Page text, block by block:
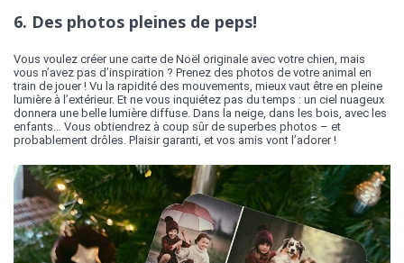
6. Des photos pleines de peps!
Vous voulez créer une carte de Noël originale avec votre chien, mais
vous n’avez pas d’inspiration ? Prenez des photos de votre animal en
train de jouer ! Vu la rapidité des mouvements, mieux vaut être en pleine
lumière à l’extérieur. Et ne vous inquiétez pas du temps : un ciel nuageux
donnera une belle lumière diffuse. Dans la neige, dans les bois, avec les
enfants… Vous obtiendrez à coup sûr de superbes photos – et
probablement drôles. Plaisir garanti, et vos amis vont l’adorer !